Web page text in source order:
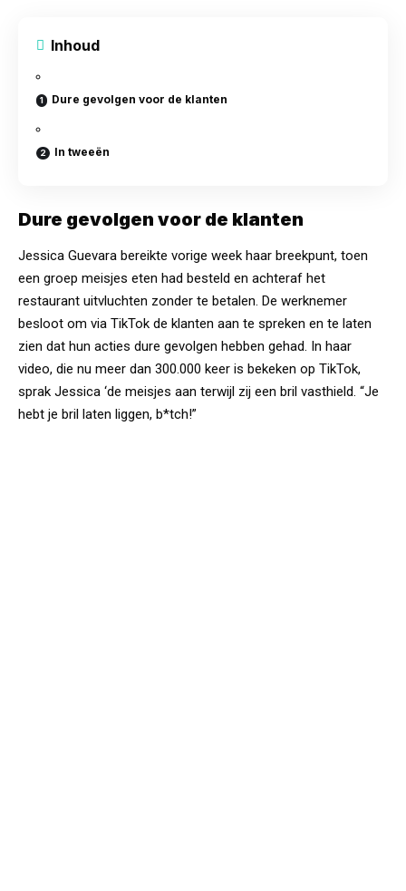
Inhoud
Dure gevolgen voor de klanten
In tweeën
Dure gevolgen voor de klanten
Jessica Guevara bereikte vorige week haar breekpunt, toen
een groep meisjes eten had besteld en achteraf het
restaurant uitvluchten zonder te betalen. De werknemer
besloot om via TikTok de klanten aan te spreken en te laten
zien dat hun acties dure gevolgen hebben gehad. In haar
video, die nu meer dan 300.000 keer is bekeken op TikTok,
sprak Jessica ‘de meisjes aan terwijl zij een bril vasthield. “Je
hebt je bril laten liggen, b*tch!”